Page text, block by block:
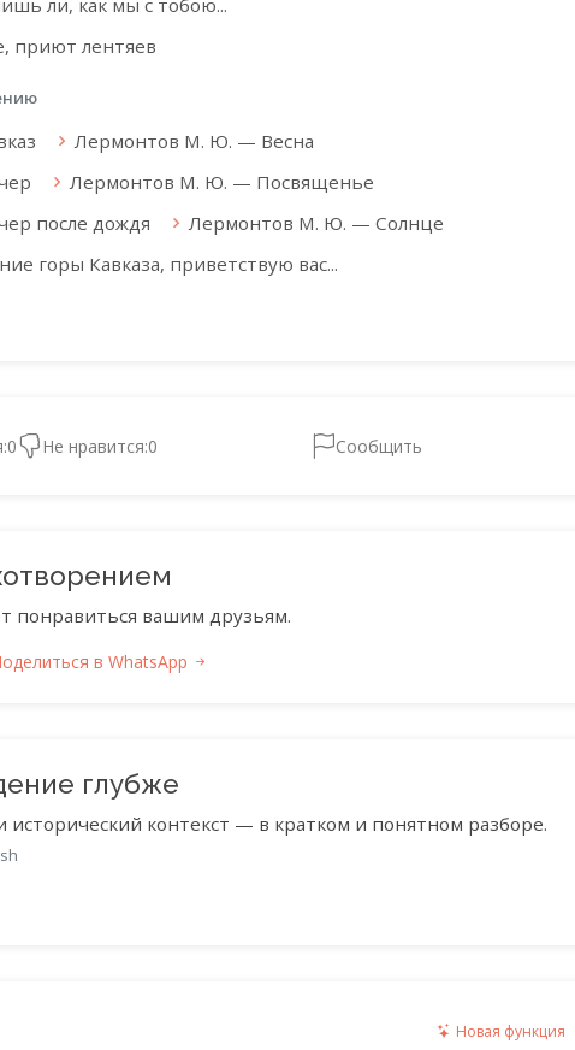
приют лентяев
Лермонтов М. Ю. — Весна
Лермонтов М. Ю. — Посвященье
после дождя
Лермонтов М. Ю. — Солнце
горы Кавказа, приветствую вас...
0 Не нравится:0 Сообщить
понравиться вашим друзьям.
в WhatsApp
глубже
контекст — в кратком и понятном разборе.
Новая функция